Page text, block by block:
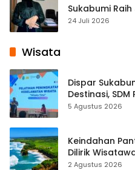
Sukabumi
Pembelajaran
24 Juli 2026
Wisata
Dispar
Destinasi,
hingga Teknik
5 Agustus 2026
Keindahan
Dilirik
2 Agustus 2026